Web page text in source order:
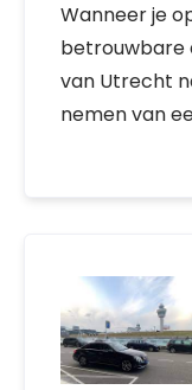
Wanneer je
betrouwbare
van Utrecht
nemen van